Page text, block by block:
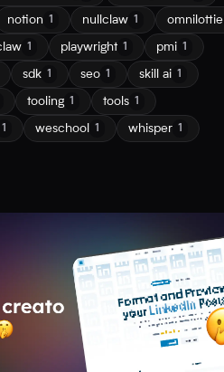
notion 1 nullclaw 1 omnilottie
1 playwright 1 pmi 1
sdk 1 seo 1 skill ai 1
tooling 1 tools 1
1 weschool 1 whisper 1